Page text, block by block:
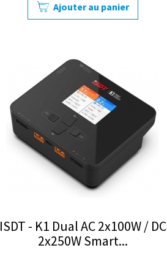
Ajouter au panier
ISDT - K1 Dual AC 2x100W / DC
2x250W Smart...